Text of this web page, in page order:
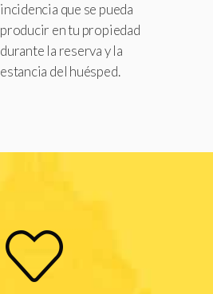
incidencia que se pueda
producir en tu propiedad
durante la reserva y la
estancia del huésped.